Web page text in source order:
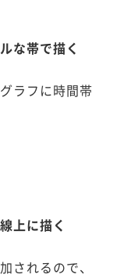
な帯で描く
ラフに時間帯
上に描く
されるので、